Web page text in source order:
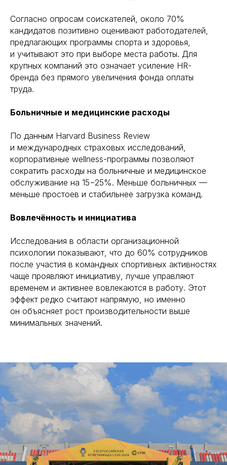
Согласно опросам соискателей, около 70%
кандидатов позитивно оценивают работодателей,
предлагающих программы спорта и здоровья,
и учитывают это при выборе места работы. Для
крупных компаний это означает усиление HR-
бренда без прямого увеличения фонда оплаты
труда.
Больничные и медицинские расходы
По данным Harvard Business Review
и международных страховых исследований,
корпоративные wellness-программы позволяют
сократить расходы на больничные и медицинское
обслуживание на 15−25%. Меньше больничных —
меньше простоев и стабильнее загрузка команд.
Вовлечённость и инициатива
Исследования в области организационной
психологии показывают, что до 60% сотрудников
после участия в командных спортивных активностях
чаще проявляют инициативу, лучше управляют
временем и активнее вовлекаются в работу. Этот
эффект редко считают напрямую, но именно
он объясняет рост производительности выше
минимальных значений.